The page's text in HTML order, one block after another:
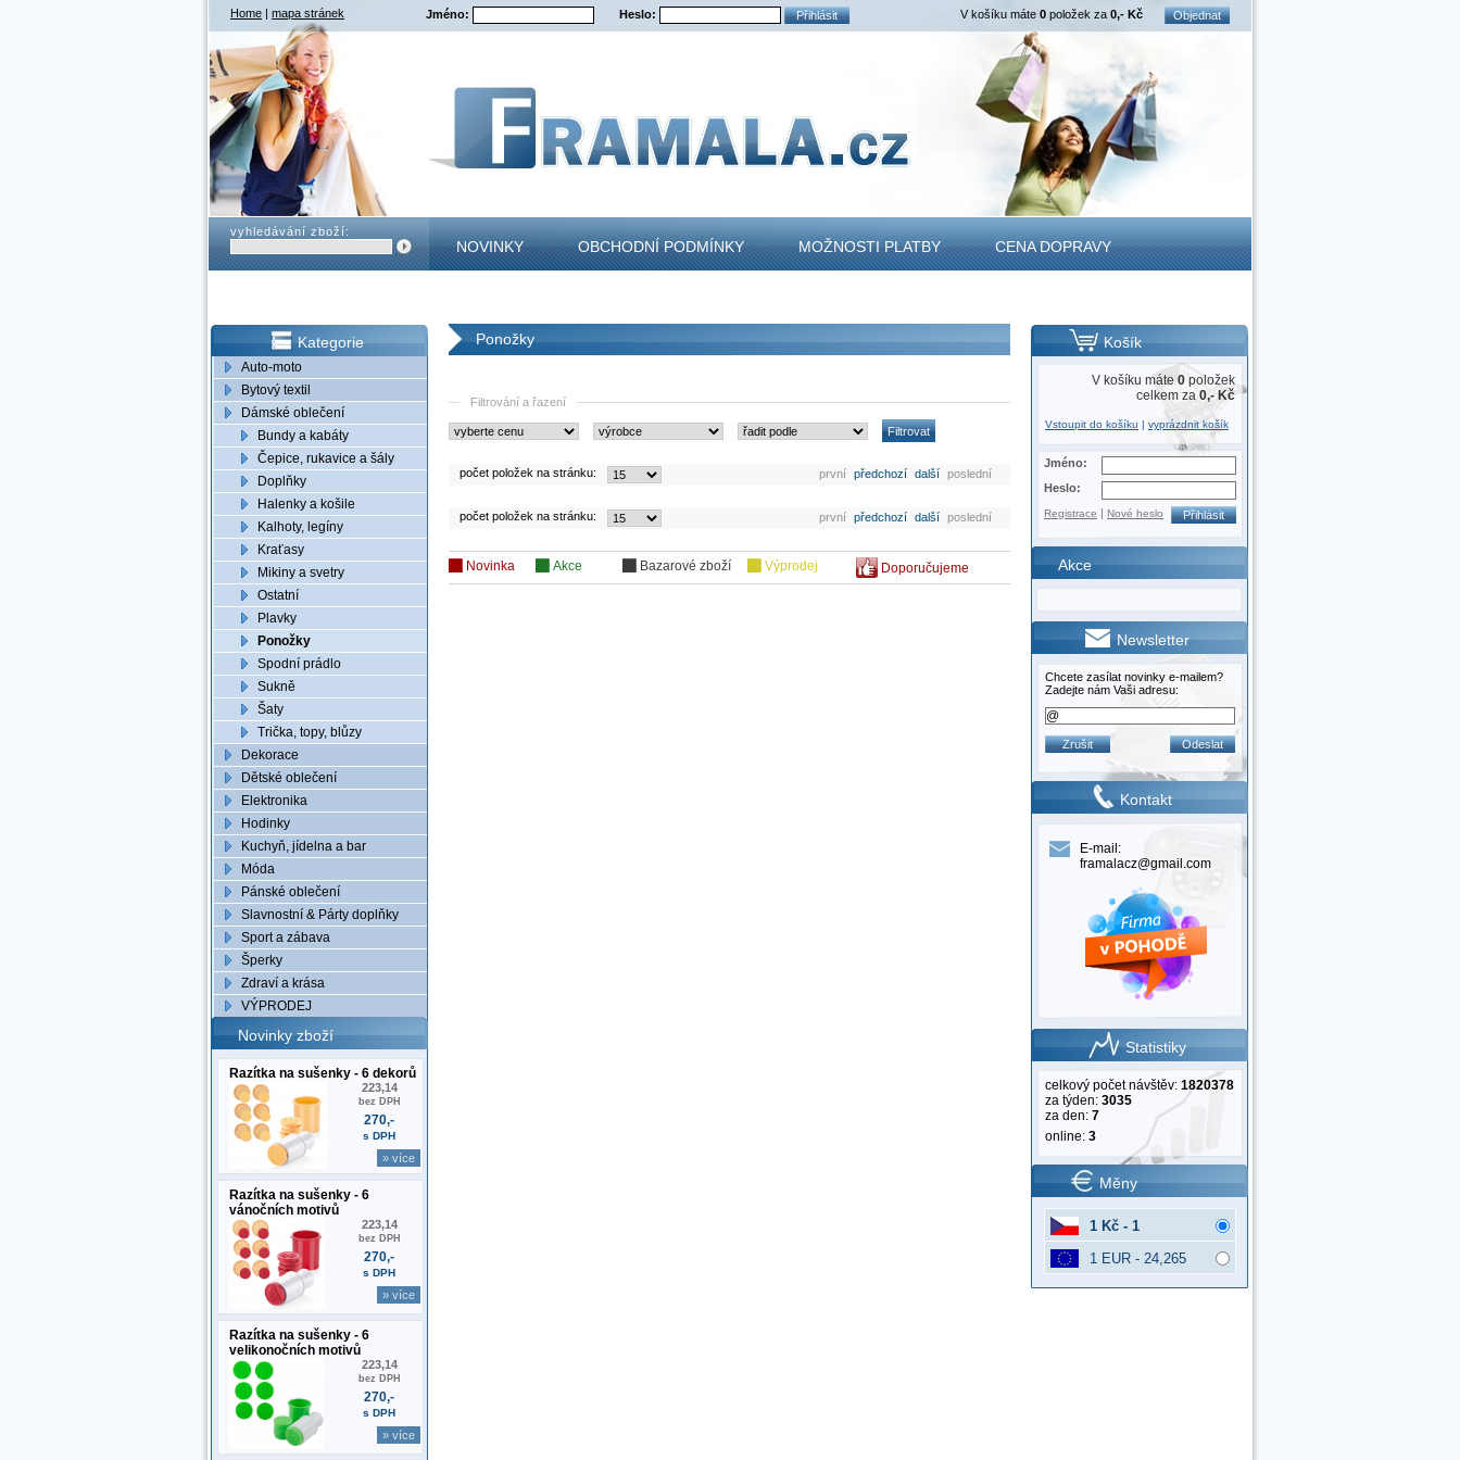
Home | mapa stránek Jméno: Heslo: V košíku máte 0 položek za 0,- Kč Objednat
vyhledávání zboží:
NOVINKY OBCHODNÍ PODMÍNKY MOŽNOSTI PLATBY CENA DOPRAVY
Kategorie
Auto-moto
Bytový textil
Dámské oblečení
Bundy a kabáty
Čepice, rukavice a šály
Doplňky
Halenky a košile
Kalhoty, legíny
Kraťasy
Mikiny a svetry
Ostatní
Plavky
Ponožky
Spodní prádlo
Sukně
Šaty
Trička, topy, blůzy
Dekorace
Dětské oblečení
Elektronika
Hodinky
Kuchyň, jídelna a bar
Móda
Pánské oblečení
Slavnostní & Párty doplňky
Sport a zábava
Šperky
Zdraví a krása
VÝPRODEJ
Novinky zboží
Razítka na sušenky - 6 dekorů
223,14
bez DPH
270,-
s DPH
» více
Razítka na sušenky - 6
vánočních motivů
223,14
bez DPH
270,-
s DPH
» více
Razítka na sušenky - 6
velikonočních motivů
223,14
bez DPH
270,-
s DPH
» více
Ponožky
Filtrování a řazení
počet položek na stránku: první předchozí další poslední
počet položek na stránku: první předchozí další poslední
Novinka Akce Bazarové zboží Výprodej Doporučujeme
Košík
V košíku máte 0 položek
celkem za 0,- Kč
Vstoupit do košíku | vyprázdnit košík
Jméno:
Heslo:
Registrace | Nové heslo
Akce
Newsletter
Chcete zasílat novinky e-mailem?
Zadejte nám Vaši adresu:
Kontakt
E-mail:
framalacz@gmail.com
Statistiky
celkový počet návštěv: 1820378
za týden: 3035
za den: 7
online: 3
Měny
1 Kč - 1
1 EUR - 24,265